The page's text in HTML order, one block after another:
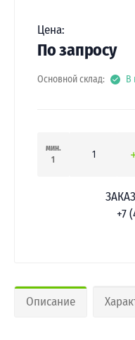
Цена:
По запросу
Основной склад: В
мин.
1
+7
Описание